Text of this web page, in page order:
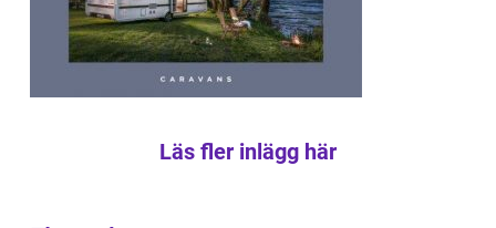
Läs fler inlägg här